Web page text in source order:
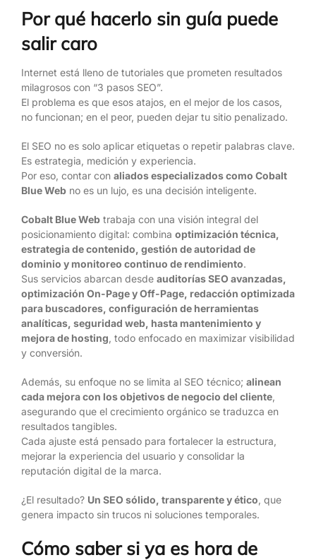
Por qué hacerlo sin guía puede
salir caro
Internet está lleno de tutoriales que prometen resultados
milagrosos con “3 pasos SEO”.
El problema es que esos atajos, en el mejor de los casos,
no funcionan; en el peor, pueden dejar tu sitio penalizado.
El SEO no es solo aplicar etiquetas o repetir palabras clave.
Es estrategia, medición y experiencia.
Por eso, contar con aliados especializados como Cobalt
Blue Web no es un lujo, es una decisión inteligente.
Cobalt Blue Web trabaja con una visión integral del
posicionamiento digital: combina optimización técnica,
estrategia de contenido, gestión de autoridad de
dominio y monitoreo continuo de rendimiento.
Sus servicios abarcan desde auditorías SEO avanzadas,
optimización On-Page y Off-Page, redacción optimizada
para buscadores, configuración de herramientas
analíticas, seguridad web, hasta mantenimiento y
mejora de hosting , todo enfocado en maximizar visibilidad
y conversión.
Además, su enfoque no se limita al SEO técnico; alinean
cada mejora con los objetivos de negocio del cliente
asegurando que el crecimiento orgánico se traduzca en
resultados tangibles.
Cada ajuste está pensado para fortalecer la estructura,
mejorar la experiencia del usuario y consolidar la
reputación digital de la marca.
¿El resultado? Un SEO sólido, transparente y ético , que
genera impacto sin trucos ni soluciones temporales.
Cómo saber si ya es hora de